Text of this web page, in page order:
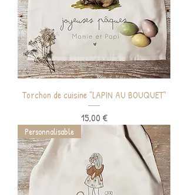
Torchon de cuisine "LAPIN AU BOUQUET"
Prix
15,00 €
Personnalisable